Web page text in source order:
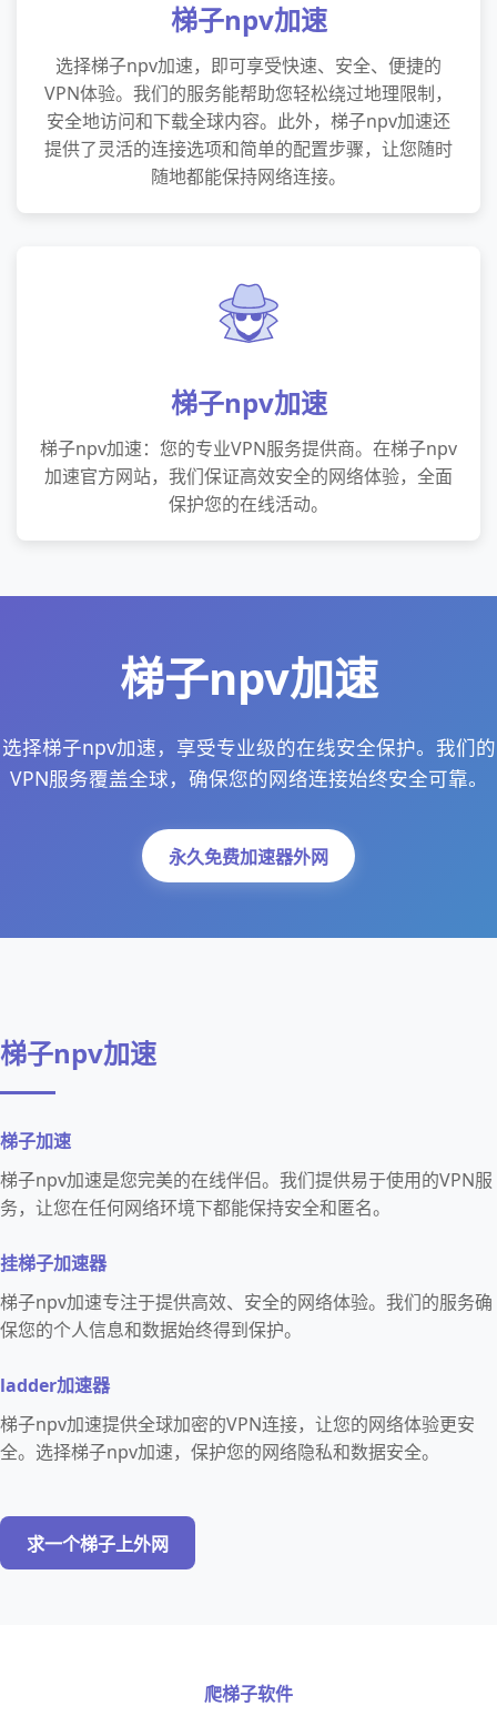
梯子npv加速
选择梯子npv加速，即可享受快速、安全、便捷的
VPN体验。我们的服务能帮助您轻松绕过地理限制，
安全地访问和下载全球内容。此外，梯子npv加速还
提供了灵活的连接选项和简单的配置步骤，让您随时
随地都能保持网络连接。
梯子npv加速
梯子npv加速：您的专业VPN服务提供商。在梯子npv
加速官方网站，我们保证高效安全的网络体验，全面
保护您的在线活动。
梯子npv加速
选择梯子npv加速，享受专业级的在线安全保护。我们的
VPN服务覆盖全球，确保您的网络连接始终安全可靠。
永久免费加速器外网
梯子npv加速
梯子加速
梯子npv加速是您完美的在线伴侣。我们提供易于使用的VPN服
务，让您在任何网络环境下都能保持安全和匿名。
挂梯子加速器
梯子npv加速专注于提供高效、安全的网络体验。我们的服务确
保您的个人信息和数据始终得到保护。
ladder加速器
梯子npv加速提供全球加密的VPN连接，让您的网络体验更安
全。选择梯子npv加速，保护您的网络隐私和数据安全。
求一个梯子上外网
爬梯子软件